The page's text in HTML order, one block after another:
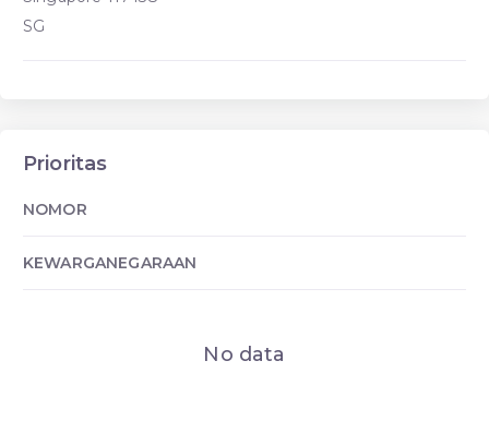
SG
Prioritas
NOMOR
KEWARGANEGARAAN
No data